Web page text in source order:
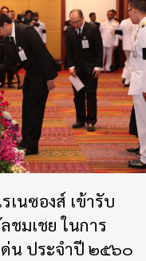
นซองส์ เข้ารับ
ชมเชย ในการ
น ประจำปี ๒๕๖๐